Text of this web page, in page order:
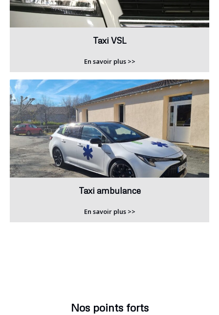
Taxi VSL
En savoir plus >>
Taxi ambulance
En savoir plus >>
Nos points forts